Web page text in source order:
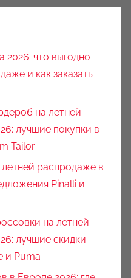
2026: что выгодно
и как заказать
на летней
лучшие покупки в
Tailor
летней распродаже в
Pinalli и
на летней
лучшие скидки
и Puma